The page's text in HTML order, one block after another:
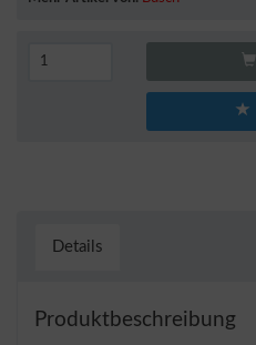
Details
Produktbeschreibung